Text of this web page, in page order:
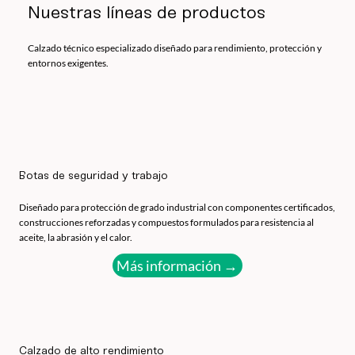
Nuestras líneas de productos
Calzado técnico especializado diseñado para rendimiento, protección y
entornos exigentes.
Botas de seguridad y trabajo
Diseñado para protección de grado industrial con componentes certificados,
construcciones reforzadas y compuestos formulados para resistencia al
aceite, la abrasión y el calor.
Más información →
Calzado de alto rendimiento